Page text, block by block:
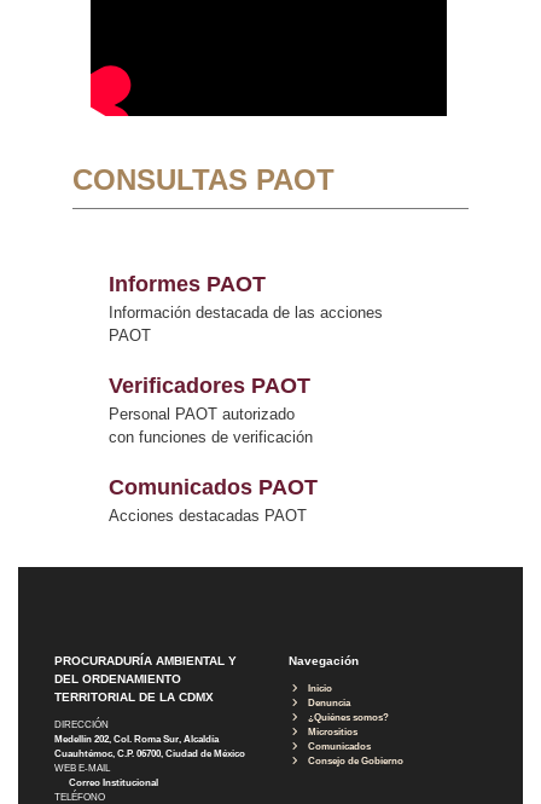
CONSULTAS PAOT
Informes PAOT
Información destacada de las acciones
PAOT
Verificadores PAOT
Personal PAOT autorizado
con funciones de verificación
Comunicados PAOT
Acciones destacadas PAOT
PROCURADURÍA AMBIENTAL Y
DEL ORDENAMIENTO
TERRITORIAL DE LA CDMX
DIRECCIÓN
Medellín 202, Col. Roma Sur, Alcaldía
Cuauhtémoc, C.P. 06700, Ciudad de México
WEB E-MAIL
Correo Institucional
TELÉFONO
Navegación
Inicio
Denuncia
¿Quiénes somos?
Micrositios
Comunicados
Consejo de Gobierno